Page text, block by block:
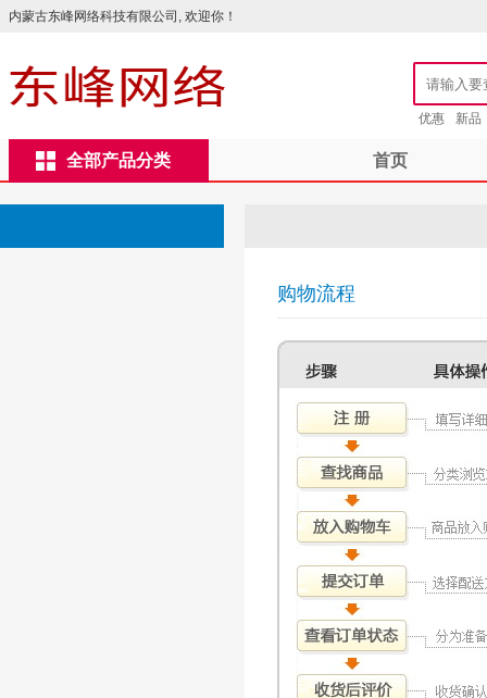
内蒙古东峰网络科技有限公司, 欢迎你！
优惠 新品
全部产品分类 首页
购物流程